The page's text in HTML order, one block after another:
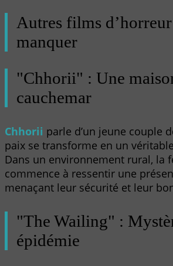
Autres films d’horreur
manquer
"Chhorii" : Une
cauchemar
Chhorii parle d’un jeune couple
paix se transforme en un
Dans un environnement rural, la
commence à ressentir une
menaçant leur sécurité et leur
"The Wailing" :
épidémie